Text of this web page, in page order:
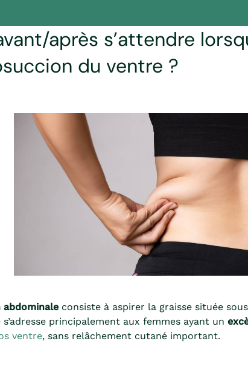
après s’attendre
du ventre ?
abdominale consiste à aspirer la graisse située
principalement aux femmes ayant un
ventre, sans relâchement cutané important.